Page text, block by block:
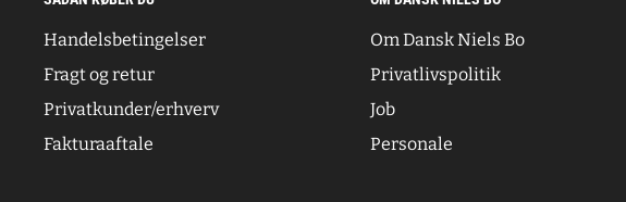
Handelsbetingelser
Fragt og retur
Privatkunder/erhverv
Fakturaaftale
Om Dansk Niels Bo
Privatlivspolitik
Job
Personale